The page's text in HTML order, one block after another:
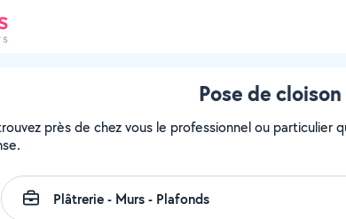
Pose de
près de chez vous le professionnel ou